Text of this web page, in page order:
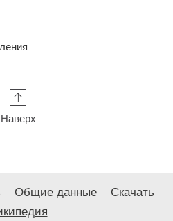
Наверх
Общие данные
Скачать